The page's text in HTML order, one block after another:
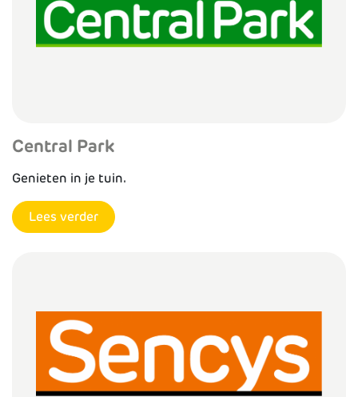
Central Park
Genieten in je tuin.
Lees verder